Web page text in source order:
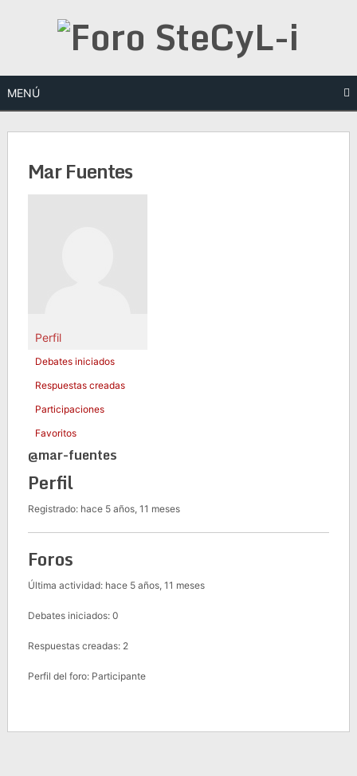
MENÚ
Mar Fuentes
Perfil
Debates iniciados
Respuestas creadas
Participaciones
Favoritos
@mar-fuentes
Perfil
Registrado: hace 5 años, 11 meses
Foros
Última actividad: hace 5 años, 11 meses
Debates iniciados: 0
Respuestas creadas: 2
Perfil del foro: Participante